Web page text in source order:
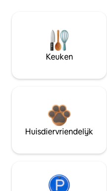
Keuken
Huisdiervriendelijk